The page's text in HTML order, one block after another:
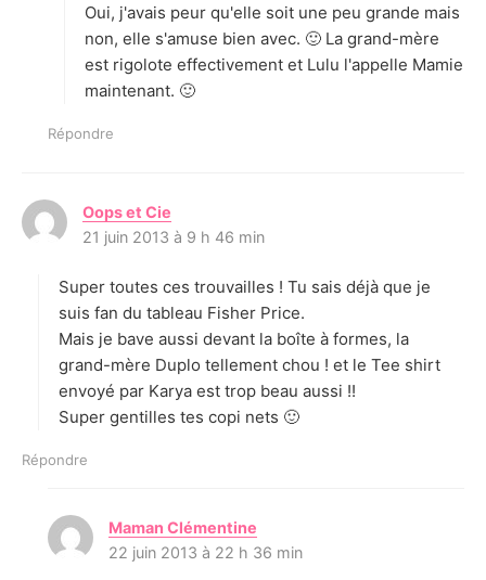
:
Oui, j'avais peur qu'elle soit une peu grande mais
non, elle s'amuse bien avec. 🙂 La grand-mère
est rigolote effectivement et Lulu l'appelle Mamie
maintenant. 🙂
Répondre
Oops et Cie
i
:
21 juin 2013 à 9 h 46 min
Super toutes ces trouvailles ! Tu sais déjà que je
suis fan du tableau Fisher Price.
Mais je bave aussi devant la boîte à formes, la
grand-mère Duplo tellement chou ! et le Tee shirt
envoyé par Karya est trop beau aussi !!
Super gentilles tes copi nets 🙂
Répondre
Maman Clémentine
i
22 juin 2013 à 22 h 36 min